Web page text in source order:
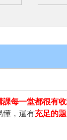
課每一堂都很有
懂，還有充足的